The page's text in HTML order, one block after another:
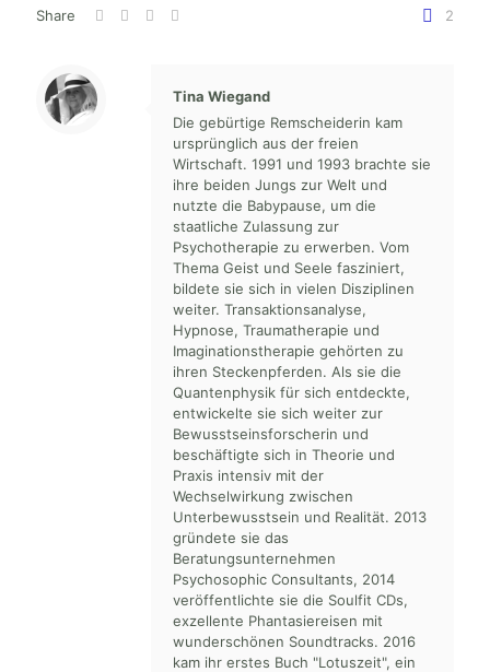
Share 2
Tina Wiegand
Die gebürtige Remscheiderin kam
ursprünglich aus der freien
Wirtschaft. 1991 und 1993 brachte sie
ihre beiden Jungs zur Welt und
nutzte die Babypause, um die
staatliche Zulassung zur
Psychotherapie zu erwerben. Vom
Thema Geist und Seele fasziniert,
bildete sie sich in vielen Disziplinen
weiter. Transaktionsanalyse,
Hypnose, Traumatherapie und
Imaginationstherapie gehörten zu
ihren Steckenpferden. Als sie die
Quantenphysik für sich entdeckte,
entwickelte sie sich weiter zur
Bewusstseinsforscherin und
beschäftigte sich in Theorie und
Praxis intensiv mit der
Wechselwirkung zwischen
Unterbewusstsein und Realität. 2013
gründete sie das
Beratungsunternehmen
Psychosophic Consultants, 2014
veröffentlichte sie die Soulfit CDs,
exzellente Phantasiereisen mit
wunderschönen Soundtracks. 2016
kam ihr erstes Buch "Lotuszeit", ein